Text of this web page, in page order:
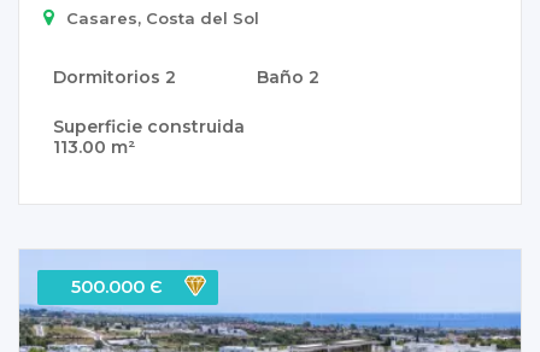
Casares, Costa del Sol
Dormitorios 2 Baño 2
Superficie construida
113.00 m²
500.000 Є